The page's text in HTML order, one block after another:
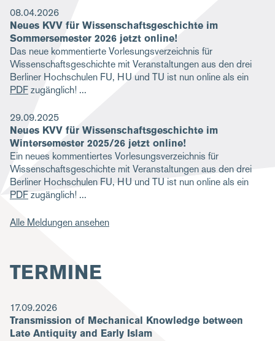
08.04.2026
Neues KVV für Wissenschaftsgeschichte im
Sommersemester 2026 jetzt online!
Das neue kommentierte Vorlesungsverzeichnis für
Wissenschaftsgeschichte mit Veranstaltungen aus den drei
Berliner Hochschulen FU, HU und TU ist nun online als ein
PDFzugänglich!
29.09.2025
Neues KVV für Wissenschaftsgeschichte im
Wintersemester 2025/26 jetzt online!
Ein neues kommentiertes Vorlesungsverzeichnis für
Wissenschaftsgeschichte mit Veranstaltungen aus den drei
Berliner Hochschulen FU, HU und TU ist nun online als ein
PDFzugänglich!
Alle Meldungen ansehen
TERMINE
17.09.2026
Transmission of Mechanical Knowledge between
Late Antiquity and Early Islam